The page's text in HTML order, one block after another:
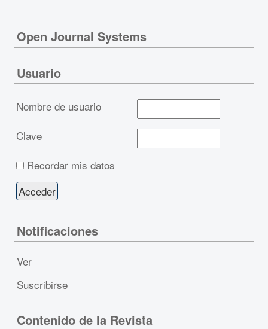
Open Journal Systems
Usuario
Nombre de usuario
Clave
Recordar mis datos
Notificaciones
Ver
Suscribirse
Contenido de la Revista